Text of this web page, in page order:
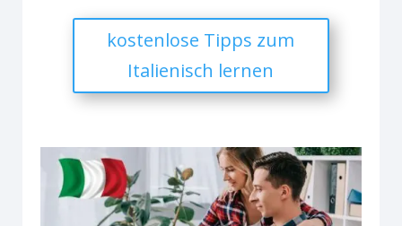
kostenlose Tipps zum
Italienisch lernen